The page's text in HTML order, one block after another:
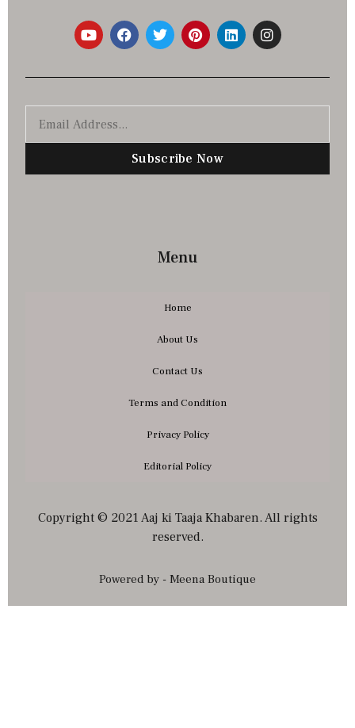
Subscribe Now
Menu
Home
About Us
Contact Us
Terms and Condition
Privacy Policy
Editorial Policy
Copyright © 2021 Aaj ki Taaja Khabaren. All rights
reserved.
Powered by - Meena Boutique